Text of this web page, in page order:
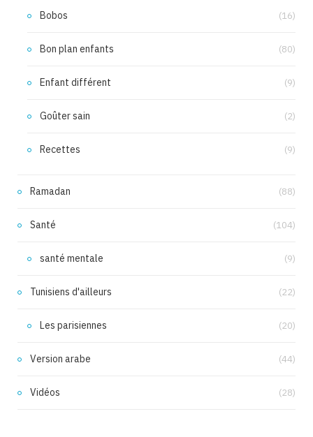
Bobos (16)
Bon plan enfants (80)
Enfant différent (9)
Goûter sain (2)
Recettes (9)
Ramadan (88)
Santé (104)
santé mentale (9)
Tunisiens d'ailleurs (22)
Les parisiennes (20)
Version arabe (44)
Vidéos (28)